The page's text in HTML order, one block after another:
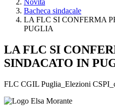
Novità
Bacheca sindacale
LA FLC SI CONFERMA
PUGLIA
LA FLC SI
SINDACATO IN
FLC CGIL Puglia_Elezioni